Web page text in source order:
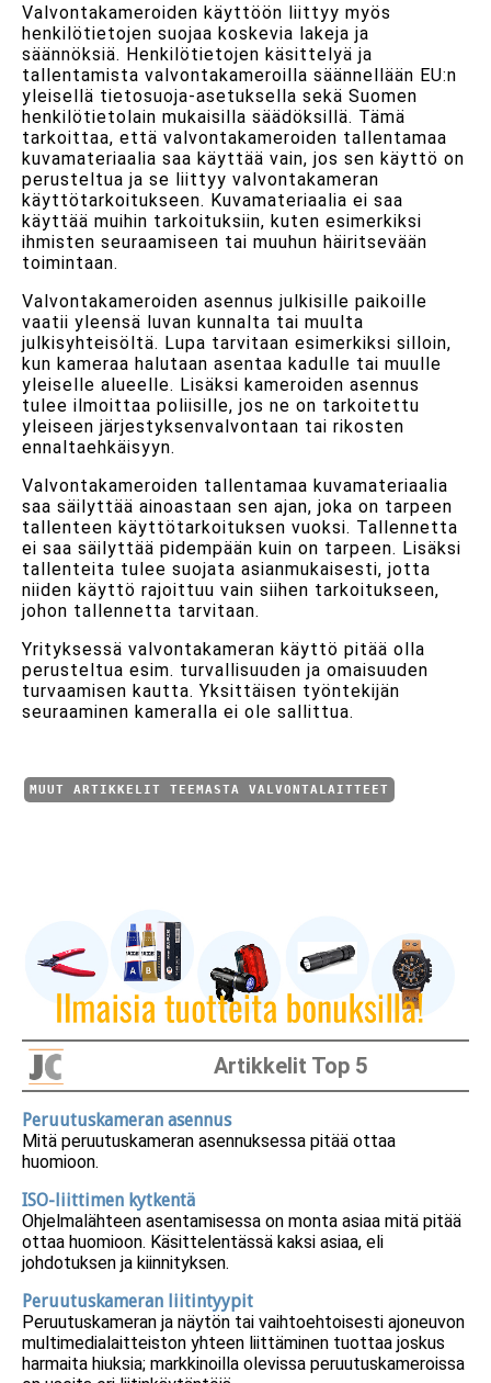
Valvontakameroiden käyttöön liittyy myös
henkilötietojen suojaa koskevia lakeja ja
säännöksiä. Henkilötietojen käsittelyä ja
tallentamista valvontakameroilla säännellään EU:n
yleisellä tietosuoja-asetuksella sekä Suomen
henkilötietolain mukaisilla säädöksillä. Tämä
tarkoittaa, että valvontakameroiden tallentamaa
kuvamateriaalia saa käyttää vain, jos sen käyttö on
perusteltua ja se liittyy valvontakameran
käyttötarkoitukseen. Kuvamateriaalia ei saa
käyttää muihin tarkoituksiin, kuten esimerkiksi
ihmisten seuraamiseen tai muuhun häiritsevään
toimintaan.
Valvontakameroiden asennus julkisille paikoille
vaatii yleensä luvan kunnalta tai muulta
julkisyhteisöltä. Lupa tarvitaan esimerkiksi silloin,
kun kameraa halutaan asentaa kadulle tai muulle
yleiselle alueelle. Lisäksi kameroiden asennus
tulee ilmoittaa poliisille, jos ne on tarkoitettu
yleiseen järjestyksenvalvontaan tai rikosten
ennaltaehkäisyyn.
Valvontakameroiden tallentamaa kuvamateriaalia
saa säilyttää ainoastaan sen ajan, joka on tarpeen
tallenteen käyttötarkoituksen vuoksi. Tallennetta
ei saa säilyttää pidempään kuin on tarpeen. Lisäksi
tallenteita tulee suojata asianmukaisesti, jotta
niiden käyttö rajoittuu vain siihen tarkoitukseen,
johon tallennetta tarvitaan.
Yrityksessä valvontakameran käyttö pitää olla
perusteltua esim. turvallisuuden ja omaisuuden
turvaamisen kautta. Yksittäisen työntekijän
seuraaminen kameralla ei ole sallittua.
MUUT ARTIKKELIT TEEMASTA VALVONTALAITTEET
Artikkelit Top 5
Peruutuskameran asennus
Mitä peruutuskameran asennuksessa pitää ottaa
huomioon.
ISO-liittimen kytkentä
Ohjelmalähteen asentamisessa on monta asiaa mitä pitää
ottaa huomioon. Käsittelentässä kaksi asiaa, eli
johdotuksen ja kiinnityksen.
Peruutuskameran liitintyypit
Peruutuskameran ja näytön tai vaihtoehtoisesti ajoneuvon
multimedialaitteiston yhteen liittäminen tuottaa joskus
harmaita hiuksia; markkinoilla olevissa peruutuskameroissa